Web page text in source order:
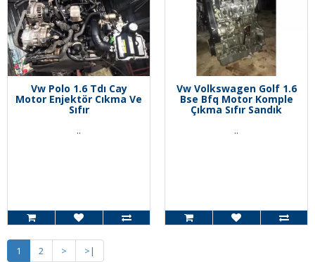
Vw Polo 1.6 Tdı Cay
Motor Enjektör Cıkma Ve
Sıfır
..
Vw Volkswagen Golf 1.6
Bse Bfq Motor Komple
Çıkma Sıfır Sandık
..
1 2 >
>|